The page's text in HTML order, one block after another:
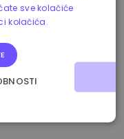
sve kolačiće
kolačića.